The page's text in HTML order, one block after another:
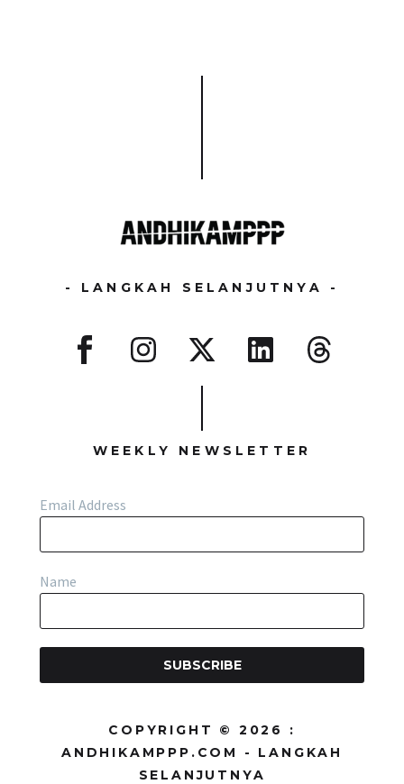
- LANGKAH SELANJUTNYA -
WEEKLY NEWSLETTER
Email Address
Name
SUBSCRIBE
COPYRIGHT © 2026 :
ANDHIKAMPPP.COM - LANGKAH
SELANJUTNYA